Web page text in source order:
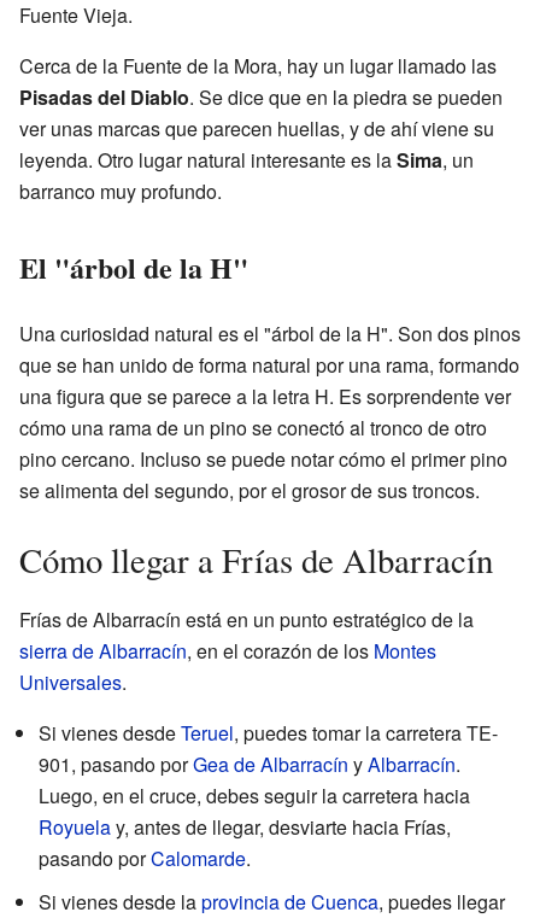
Fuente Vieja.
Cerca de la Fuente de la Mora, hay un lugar llamado las
Pisadas del Diablo. Se dice que en la piedra se pueden
ver unas marcas que parecen huellas, y de ahí viene su
leyenda. Otro lugar natural interesante es laSima, un
barranco muy profundo.
El "árbol de la H"
Una curiosidad natural es el "árbol de la H". Son dos pinos
que se han unido de forma natural por una rama, formando
una figura que se parece a la letra H. Es sorprendente ver
cómo una rama de un pino se conectó al tronco de otro
pino cercano. Incluso se puede notar cómo el primer pino
se alimenta del segundo, por el grosor de sus troncos.
Cómo llegar a Frías de Albarracín
Frías de Albarracín está en un punto estratégico de la
sierra de Albarracín, en el corazón de los Montes
Universales.
Si vienes desdeTeruel, puedes tomar la carretera TE-
901, pasando porGea de Albarracín yAlbarracín.
Luego, en el cruce, debes seguir la carretera hacia
Royuelay, antes de llegar, desviarte hacia Frías,
pasando porCalomarde.
Si vienes desde laprovincia de Cuenca, puedes llegar